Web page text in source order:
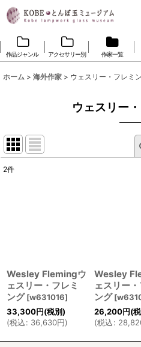
作品ジャンル アクセサリー別 作家一覧
ホーム > 海外作家 > ウェスリー・フレミ
ウェスリー
2件
Wesley Flemingウ
ェスリー・フレミ
ング [w631016]
33,300円(税別)
(税込: 36,630円)
Wesley
ェスリー・
ング [
26,200円(
(税込: